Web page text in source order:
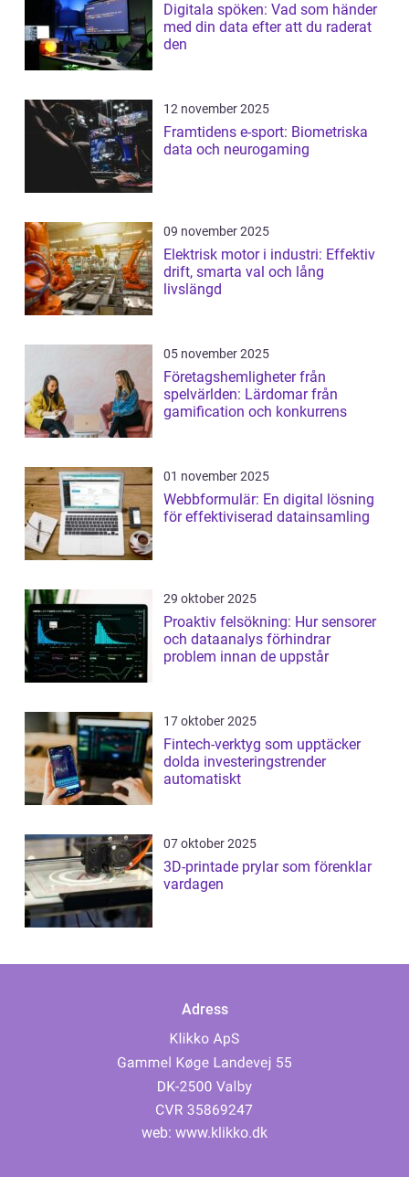
Digitala spöken: Vad som händer
med din data efter att du raderat
den
12 november 2025
Framtidens e-sport: Biometriska
data och neurogaming
09 november 2025
Elektrisk motor i industri: Effektiv
drift, smarta val och lång
livslängd
05 november 2025
Företagshemligheter från
spelvärlden: Lärdomar från
gamification och konkurrens
01 november 2025
Webbformulär: En digital lösning
för effektiviserad datainsamling
29 oktober 2025
Proaktiv felsökning: Hur sensorer
och dataanalys förhindrar
problem innan de uppstår
17 oktober 2025
Fintech-verktyg som upptäcker
dolda investeringstrender
automatiskt
07 oktober 2025
3D-printade prylar som förenklar
vardagen
Adress
web: www.klikko.dk